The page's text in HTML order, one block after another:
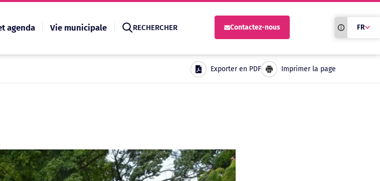
agenda Vie municipale RECHERCHER Contactez-nous
Recherche
Traduction
siteFR
Exporter en PDF Imprimer la page